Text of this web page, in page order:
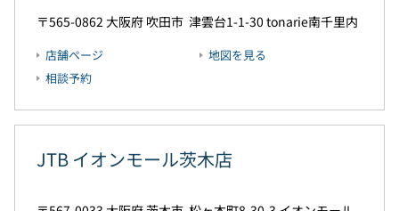
565-0862 大阪府 吹田市 津雲台1-1-30 tonarie南千里内
店舗ページ
相談予約
地図を見る
JTB イオンモール茨木店